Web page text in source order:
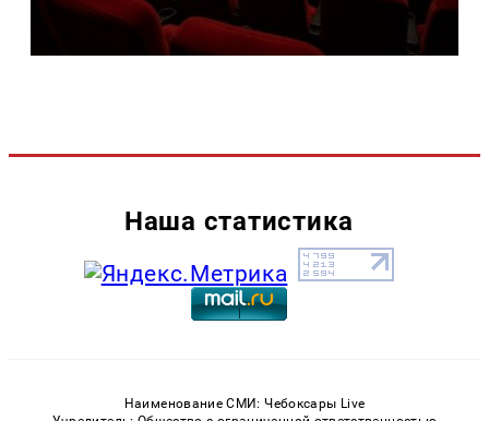
Наша статистика
Наименование СМИ: Чебоксары Live